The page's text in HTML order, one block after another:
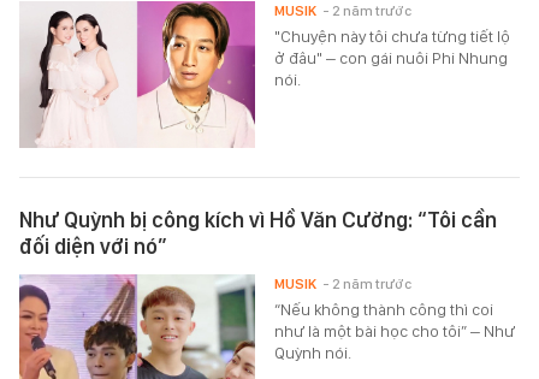
"Chuyện này tôi chưa từng tiết lộ
ở đâu" – con gái nuôi Phi Nhung
nói.
MUSIK - 2 năm trước
Như Quỳnh bị công kích vì Hồ Văn Cường: “Tôi cần
đối diện với nó”
“Nếu không thành công thì coi
như là một bài học cho tôi” – Như
Quỳnh nói.
MUSIK - 2 năm trước